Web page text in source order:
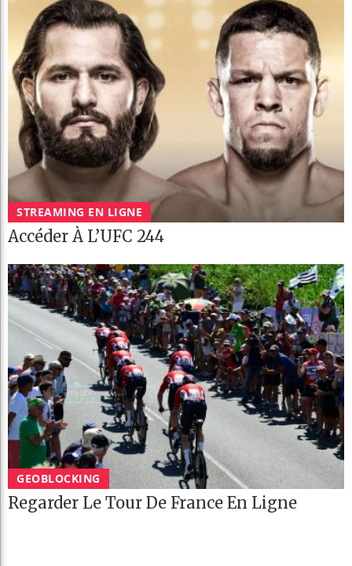
STREAMING EN LIGNE
Accéder À L’UFC 244
GEOBLOCKING
Regarder Le Tour De France En Ligne